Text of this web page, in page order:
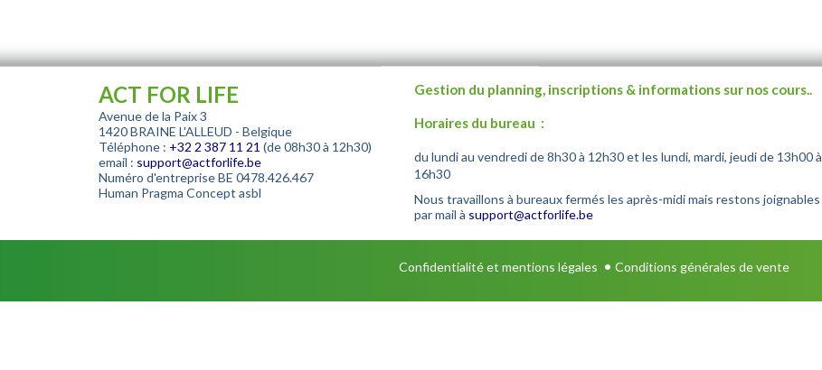
ACT FOR LIFE
Avenue de la Paix 3
1420 BRAINE L'ALLEUD - Belgique
Téléphone : +32 2 387 11 21 (de 08h30 à 12h30)
email : support@actforlife.be
Numéro d'entreprise BE 0478.426.467
Human Pragma Concept asbl
Gestion du planning, inscriptions & informations sur nos cours..
Horaires du bureau :
du lundi au vendredi de 8h30 à 12h30 et les lundi, mardi, jeudi de 13h00 à
16h30
Nous travaillons à bureaux fermés les après-midi mais restons joignables
par mail à support@actforlife.be
Confidentialité et mentions légales • Conditions générales de vente